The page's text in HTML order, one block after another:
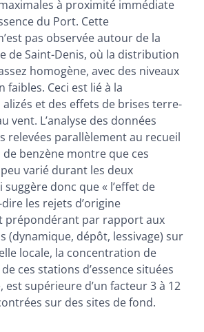
à proximité immédiate
du Port. Cette
pas observée autour de la
de Saint-Denis, où la distribution
homogène, avec des niveaux
faibles. Ceci est lié à la
et des effets de brises terre-
vent. L’analyse des données
relevées parallèlement au recueil
benzène montre que ces
varié durant les deux
suggère donc que « l’effet de
dire les rejets d’origine
prépondérant par rapport aux
(dynamique, dépôt, lessivage) sur
locale, la concentration de
ces stations d’essence situées
est supérieure d’un facteur 3 à 12
sur des sites de fond.